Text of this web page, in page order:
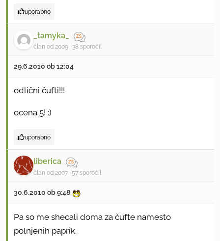
uporabno
_tamyka_
član od 2009 38 sporočil
29.6.2010 ob 12:04
odlični čufti!!!
ocena 5! :)
uporabno
liberica
član od 2007 57 sporočil
30.6.2010 ob 9:48
Pa so me shecali doma za čufte namesto
polnjenih paprik.